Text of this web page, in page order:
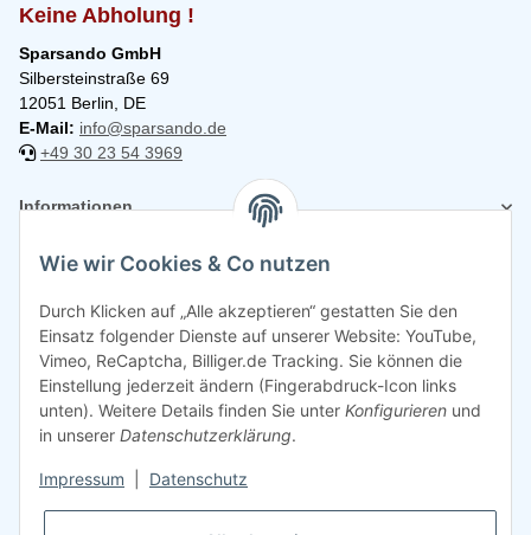
Keine Abholung !
Sparsando GmbH
Silbersteinstraße 69
12051 Berlin, DE
E-Mail: info@sparsando.de
+49 30 23 54 3969
Informationen
Rechtliches
Wie wir Cookies & Co nutzen
Durch Klicken auf „Alle akzeptieren“ gestatten Sie den
Einsatz folgender Dienste auf unserer Website: YouTube,
Vimeo, ReCaptcha, Billiger.de Tracking. Sie können die
Einstellung jederzeit ändern (Fingerabdruck-Icon links
unten). Weitere Details finden Sie unter Konfigurieren und
in unserer Datenschutzerklärung.
Impressum Datenschutz